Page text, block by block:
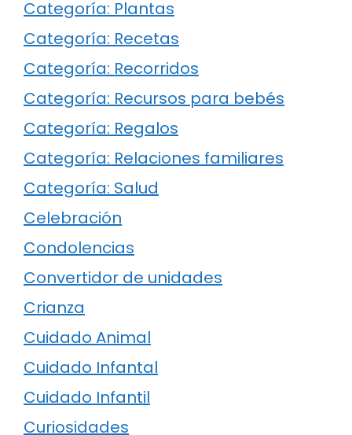
Categoría: Plantas
Categoría: Recetas
Categoría: Recorridos
Categoría: Recursos para bebés
Categoría: Regalos
Categoría: Relaciones familiares
Categoría: Salud
Celebración
Condolencias
Convertidor de unidades
Crianza
Cuidado Animal
Cuidado Infantal
Cuidado Infantil
Curiosidades